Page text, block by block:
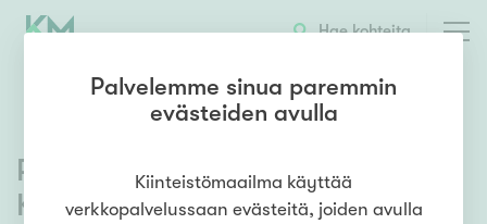
Hae kohteita
Rääkkölänpolku 2,Ranta-
Koivisto,Kangasala
Palvelemme sinua paremmin
evästeiden avulla
Kiinteistömaailma käyttää
verkkopalvelussaan evästeitä, joiden avulla